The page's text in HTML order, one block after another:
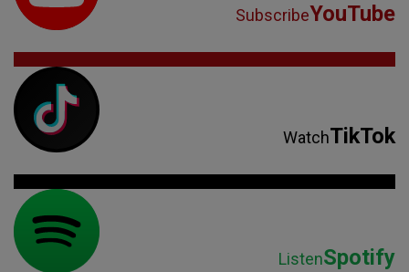
SubscribeYouTube
WatchTikTok
ListenSpotify